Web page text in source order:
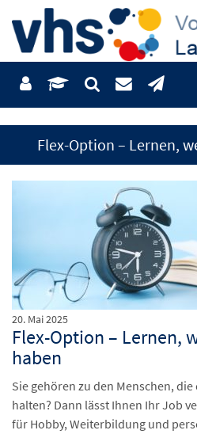
Flex-Option – Lernen,
20. Mai 2025
Flex-Option – Lernen,
haben
Sie gehören zu den Menschen,
halten? Dann lässt Ihnen Ihr Job
für Hobby, Weiterbildung und